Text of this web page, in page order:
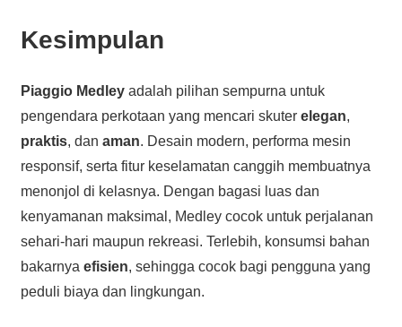
Kesimpulan
Piaggio Medleyadalah pilihan sempurna untuk
pengendara perkotaan yang mencari skuter elegan,
praktis, dan aman. Desain modern, performa mesin
responsif, serta fitur keselamatan canggih membuatnya
menonjol di kelasnya. Dengan bagasi luas dan
kenyamanan maksimal, Medley cocok untuk perjalanan
sehari-hari maupun rekreasi. Terlebih, konsumsi bahan
bakarnya efisien, sehingga cocok bagi pengguna yang
peduli biaya dan lingkungan.